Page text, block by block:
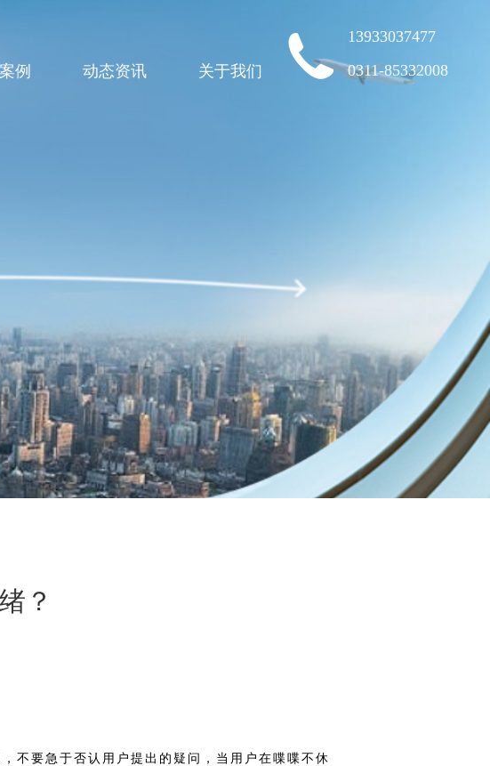
例 动态资讯 关于我们
13933037477
0311-85332008
？
不要急于否认用户提出的疑问，当用户在喋喋不休